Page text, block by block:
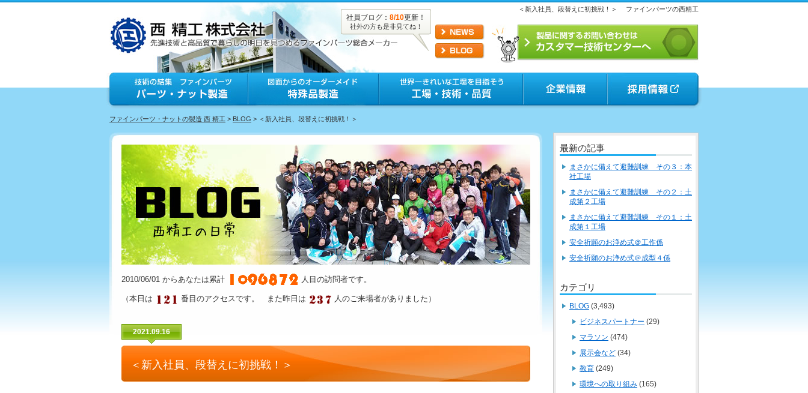
＜新入社員、段替えに初挑戦！＞ ファインパーツの西精工
社員ブログ： 8/10更新！
社外の方も是非見てね！
ファインパーツ・ナットの製造 西 精工 > BLOG > ＜新入社員、段替えに初挑戦！＞
2010/06/01 からあなたは累計 人目の訪問者です。
（本日は 番目のアクセスです。 また昨日は 人のご来場者がありました）
2021.09.16
＜新入社員、段替えに初挑戦！＞
最新の記事
まさかに備えて避難訓練 その３：本
社工場
まさかに備えて避難訓練 その２：土
成第２工場
まさかに備えて避難訓練 その１：土
成第１工場
安全祈願のお浄め式＠工作係
安全祈願のお浄め式＠成型４係
カテゴリ
BLOG (3,493)
ビジネスパートナー (29)
マラソン (474)
展示会など (34)
教育 (249)
環境への取り組み (165)